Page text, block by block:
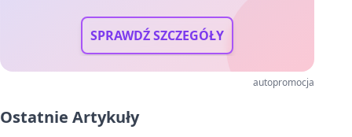
SPRAWDŹ SZCZEGÓŁY
autopromocja
Ostatnie Artykuły